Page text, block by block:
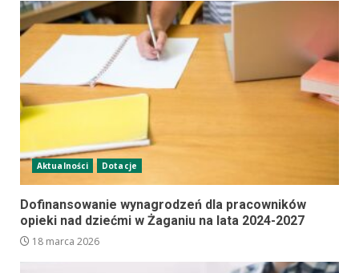
Aktualności Dotacje
Dofinansowanie wynagrodzeń dla pracowników
opieki nad dziećmi w Żaganiu na lata 2024-2027
18 marca 2026